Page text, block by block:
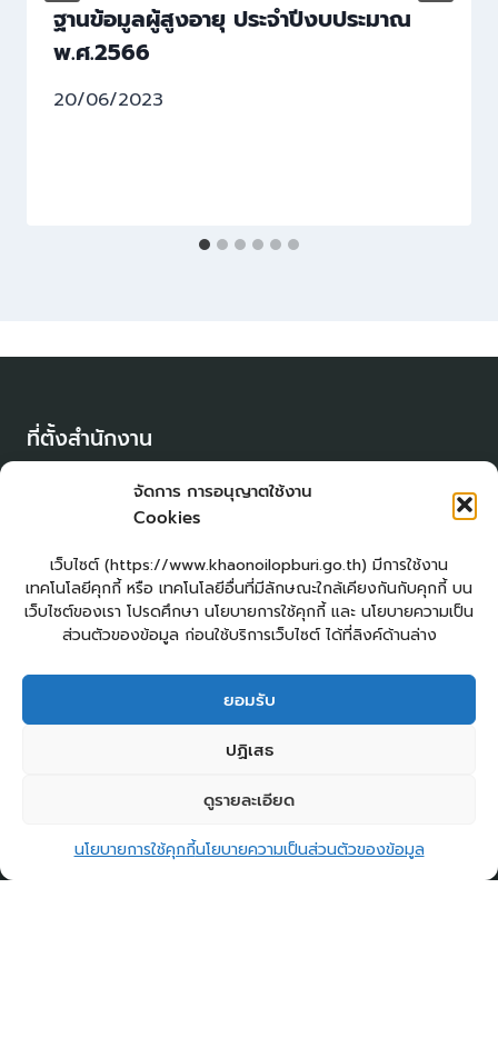
จัดการ การอนุญาตใช้งาน
Cookies
เว็บไซต์ (https://www.khaonoilopburi.go.th) มีการใช้งาน
เทคโนโลยีคุกกี้ หรือ เทคโนโลยีอื่นที่มีลักษณะใกล้เคียงกันกับคุกกี้ บน
เว็บไซต์ของเรา โปรดศึกษา นโยบายการใช้คุกกี้ และ นโยบายความเป็น
ส่วนตัวของข้อมูล ก่อนใช้บริการเว็บไซต์ ได้ที่ลิงค์ด้านล่าง
ยอมรับ
ปฏิเสธ
ดูรายละเอียด
นโยบายการใช้คุกกี้นโยบายความเป็นส่วนตัวของข้อมูล
ฐานข้อมูลผู้สูงอายุ ประจำปีงบประมาณ
พ.ศ.2566
20/06/2023
ที่ตั้งสำนักงาน
130 หมู่ 1 ต.เขาน้อย อ.ลำสนธิ จ.ลพบุรี
08:30 -16:30 น.
โทรศัพท์/โทรสาร
036-788602
saraban_06161002@dla.go.th
SOCIAL NETWORK